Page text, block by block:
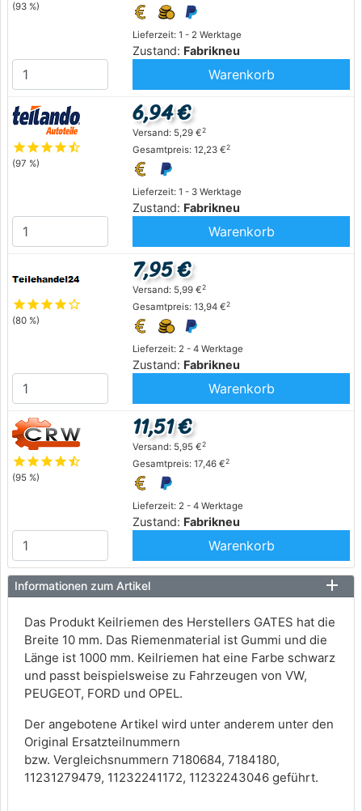
(93 %)
Lieferzeit: 1 - 2 Werktage
Zustand: Fabrikneu
Warenkorb
starstarstarstarstar_half
(97 %)
Lieferzeit: 1 - 3 Werktage
Zustand: Fabrikneu
6,94 €
Versand: 5,29 €2
Gesamtpreis: 12,23 €2
Warenkorb
starstarstarstarstar_outline
(80 %)
Lieferzeit: 2 - 4 Werktage
Zustand: Fabrikneu
7,95 €
Versand: 5,99 €2
Gesamtpreis: 13,94 €2
Warenkorb
starstarstarstarstar_half
(95 %)
Lieferzeit: 2 - 4 Werktage
Zustand: Fabrikneu
11,51 €
Versand: 5,95 €2
Gesamtpreis: 17,46 €2
Warenkorb
Informationen zum Artikel
Das Produkt Keilriemen des Herstellers GATES hat die
Breite 10 mm. Das Riemenmaterial ist Gummi und die
Länge ist 1000 mm. Keilriemen hat eine Farbe schwarz
und passt beispielsweise zu Fahrzeugen von VW,
PEUGEOT, FORD und OPEL.
Der angebotene Artikel wird unter anderem unter den
Original Ersatzteilnummern
bzw. Vergleichsnummern 7180684, 7184180,
11231279479, 11232241172, 11232243046 geführt.